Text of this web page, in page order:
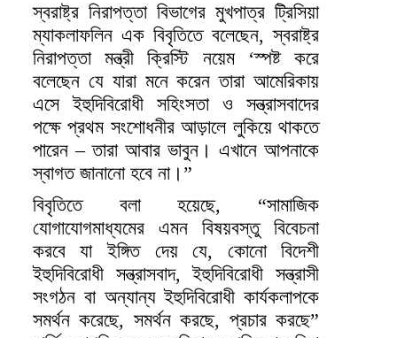
স্বরাষ্ট্র নিরাপত্তা বিভাগের মুখপাত্র ট্রিসিয়া
ম্যাকলাফলিন এক বিবৃতিতে বলেছেন, স্বরাষ্ট্র
নিরাপত্তা মন্ত্রী ক্রিস্টি নয়েম ‘স্পষ্ট করে
বলেছেন যে যারা মনে করেন তারা আমেরিকায়
এসে ইহুদিবিরোধী সহিংসতা ও সন্ত্রাসবাদের
পক্ষে প্রথম সংশোধনীর আড়ালে লুকিয়ে থাকতে
পারেন – তারা আবার ভাবুন। এখানে আপনাকে
স্বাগত জানানো হবে না।”
বিবৃতিতে বলা হয়েছে, “সামাজিক
যোগাযোগমাধ্যমের এমন বিষয়বস্তু বিবেচনা
করবে যা ইঙ্গিত দেয় যে, কোনো বিদেশী
ইহুদিবিরোধী সন্ত্রাসবাদ, ইহুদিবিরোধী সন্ত্রাসী
সংগঠন বা অন্যান্য ইহুদিবিরোধী কার্যকলাপকে
সমর্থন করেছে, সমর্থন করছে, প্রচার করছে”